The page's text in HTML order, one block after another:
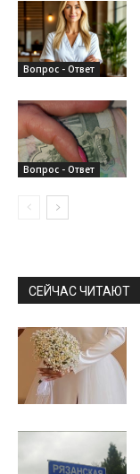
Вопрос - Ответ
Вопрос - Ответ
СЕЙЧАС ЧИТАЮТ